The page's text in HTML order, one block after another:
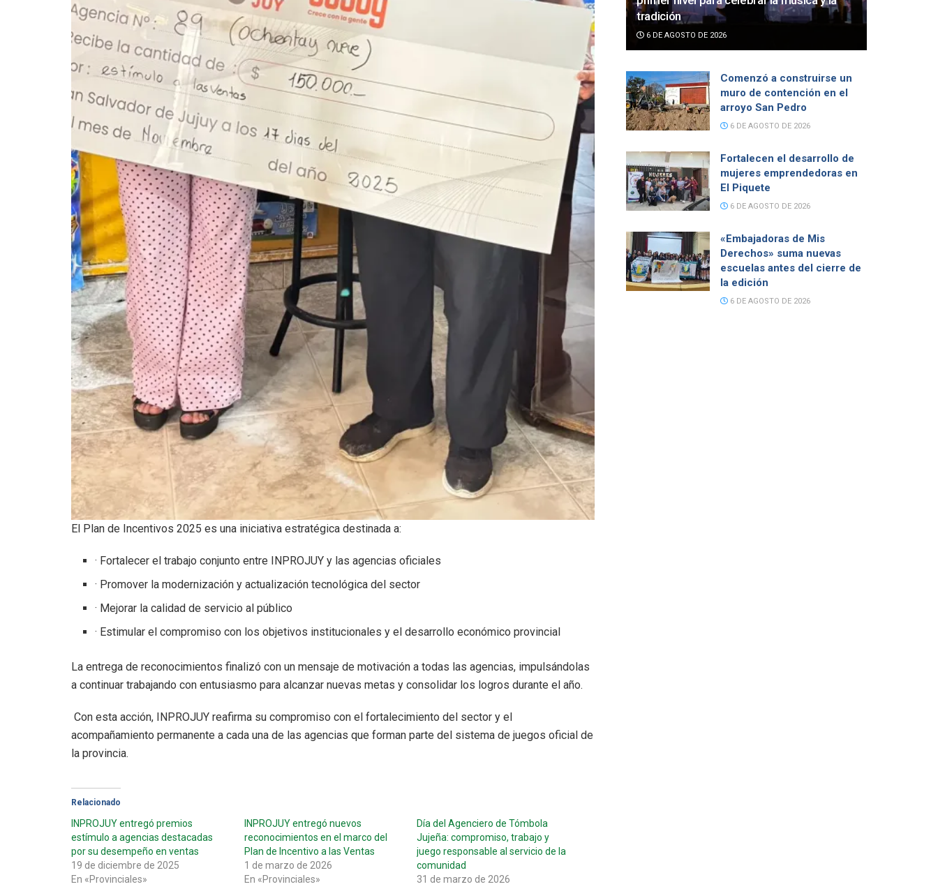
El Plan de Incentivos 2025 es una iniciativa estratégica destinada a:
· Fortalecer el trabajo conjunto entre INPROJUY y las agencias oficiales
· Promover la modernización y actualización tecnológica del sector
· Mejorar la calidad de servicio al público
· Estimular el compromiso con los objetivos institucionales y el desarrollo económico provincial
La entrega de reconocimientos finalizó con un mensaje de motivación a todas las agencias, impulsándolas
a continuar trabajando con entusiasmo para alcanzar nuevas metas y consolidar los logros durante el año.
Con esta acción, INPROJUY reafirma su compromiso con el fortalecimiento del sector y el
acompañamiento permanente a cada una de las agencias que forman parte del sistema de juegos oficial de
la provincia.
Relacionado
INPROJUY entregó premios
estímulo a agencias destacadas
por su desempeño en ventas
19 de diciembre de 2025
En «Provinciales»
INPROJUY entregó nuevos
reconocimientos en el marco del
Plan de Incentivo a las Ventas
1 de marzo de 2026
En «Provinciales»
Día del Agenciero de Tómbola
Jujeña: compromiso, trabajo y
juego responsable al servicio de la
comunidad
31 de marzo de 2026
tradición
6 DE AGOSTO DE 2026
Comenzó a construirse un
muro de contención en el
arroyo San Pedro
6 DE AGOSTO DE 2026
Fortalecen el desarrollo de
mujeres emprendedoras en
El Piquete
6 DE AGOSTO DE 2026
«Embajadoras de Mis
Derechos» suma nuevas
escuelas antes del cierre de
la edición
6 DE AGOSTO DE 2026